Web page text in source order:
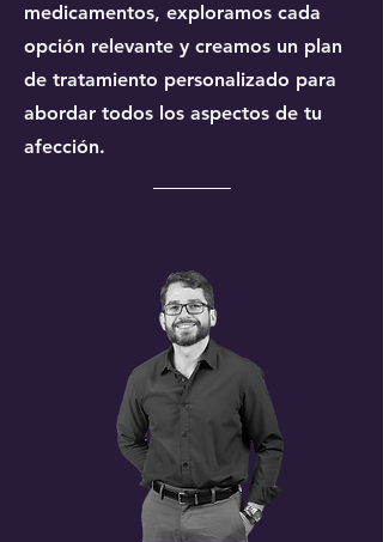
medicamentos, exploramos cada
opción relevante y creamos un plan
de tratamiento personalizado para
abordar todos los aspectos de tu
afección.